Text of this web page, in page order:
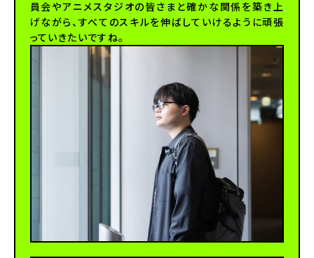
員会やアニメスタジオの皆さまと確かな関係を築き上
げながら、すべてのスキルを伸ばしていけるように頑張
っていきたいですね。